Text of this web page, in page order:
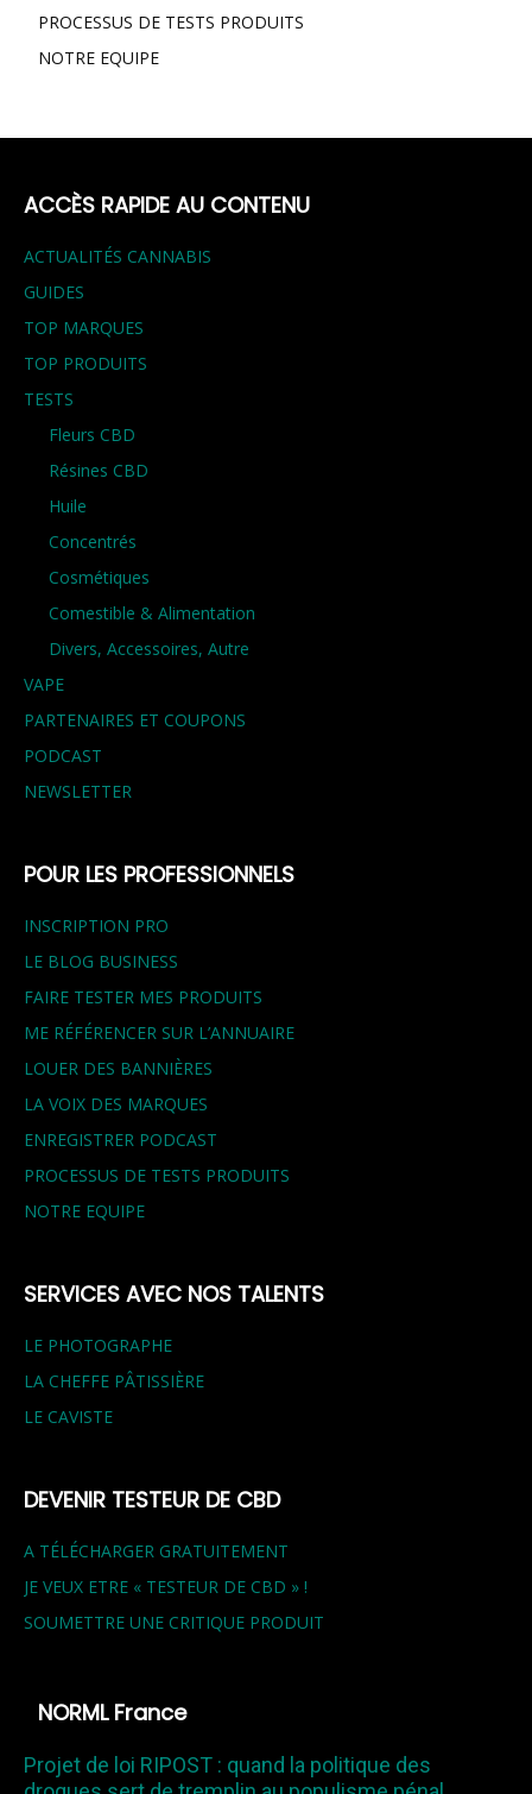
PROCESSUS DE TESTS PRODUITS
NOTRE EQUIPE
ACCÈS RAPIDE AU CONTENU
ACTUALITÉS CANNABIS
GUIDES
TOP MARQUES
TOP PRODUITS
TESTS
Fleurs CBD
Résines CBD
Huile
Concentrés
Cosmétiques
Comestible & Alimentation
Divers, Accessoires, Autre
VAPE
PARTENAIRES ET COUPONS
PODCAST
NEWSLETTER
POUR LES PROFESSIONNELS
INSCRIPTION PRO
LE BLOG BUSINESS
FAIRE TESTER MES PRODUITS
ME RÉFÉRENCER SUR L’ANNUAIRE
LOUER DES BANNIÈRES
LA VOIX DES MARQUES
ENREGISTRER PODCAST
PROCESSUS DE TESTS PRODUITS
NOTRE EQUIPE
SERVICES AVEC NOS TALENTS
LE PHOTOGRAPHE
LA CHEFFE PÂTISSIÈRE
LE CAVISTE
DEVENIR TESTEUR DE CBD
A TÉLÉCHARGER GRATUITEMENT
JE VEUX ETRE « TESTEUR DE CBD » !
SOUMETTRE UNE CRITIQUE PRODUIT
NORML France
Projet de loi RIPOST : quand la politique des